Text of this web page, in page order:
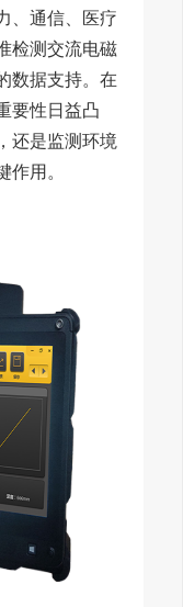
、通信、医疗
检测交流电磁
数据支持。在
要性日益凸
还是监测环境
作用。